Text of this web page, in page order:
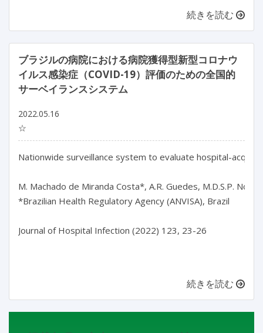
続きを読む
ブラジルの病院における病院獲得型新型コロナウ
イルス感染症（COVID-19）評価のための全国的
サーベイランスシステム
2022.05.16
☆
Nationwide surveillance system to evaluate hospital-
M. Machado de Miranda Costa*, A.R. Guedes, M.D.S.P.
*Brazilian Health Regulatory Agency (ANVISA), Brazil
Journal of Hospital Infection (2022) 123, 23-26
続きを読む